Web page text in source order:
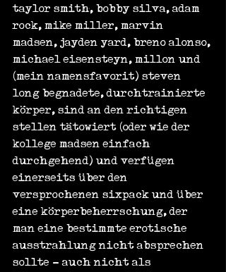
taylor smith, bobby silva, adam
rock, mike miller, marvin
madsen, jayden yard, breno alonso,
michael eisensteyn, millon und
(mein namensfavorit) steven
long begnadete, durchtrainierte
körper, sind an den richtigen
stellen tätowiert (oder wie der
kollege madsen einfach
durchgehend) und verfügen
einerseits über den
versprochenen sixpack und über
eine körperbeherrschung, der
man eine bestimmte erotische
ausstrahlung nicht absprechen
sollte - auch nicht als